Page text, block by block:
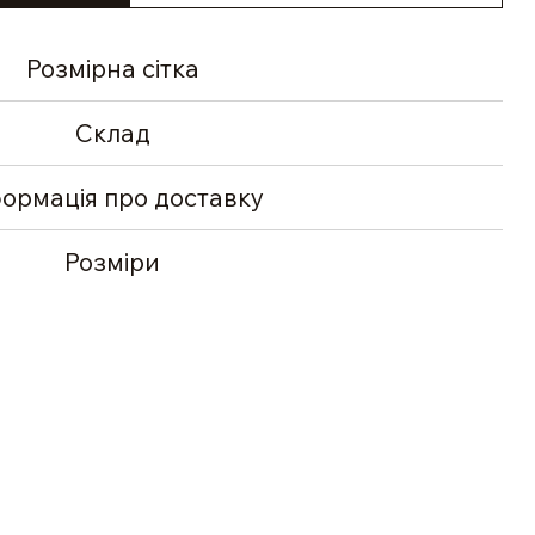
Розмірна сітка
Склад
про доставку
Розміри